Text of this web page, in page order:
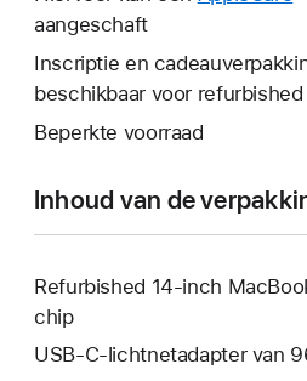
nieuw
venster
geopend.
nieuw
venster
geopend.
er
aangeschaft
Inscriptie en
beschikbaar voor
Beperkte voorraad
Inhoud van de
Refurbished 14‑inch
chip
USB‑C-lichtnetadapter van